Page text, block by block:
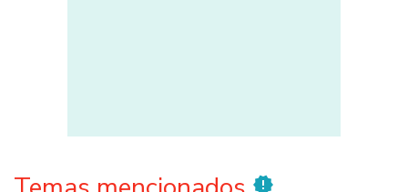
new_releases